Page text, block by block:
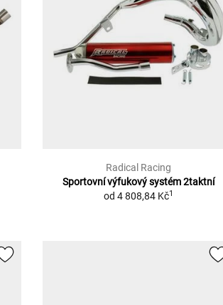
Radical Racing
Sportovní výfukový systém 2taktní
od 4 808,84 Kč1